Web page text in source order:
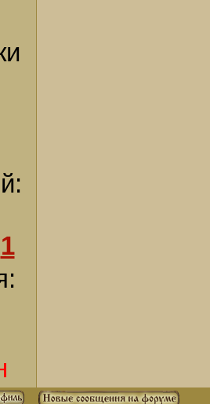
1